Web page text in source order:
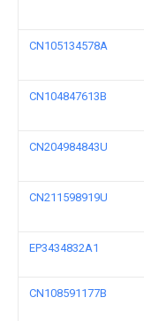
CN105134578A
CN104847613B
CN204984843U
CN211598919U
EP3434832A1
CN108591177B